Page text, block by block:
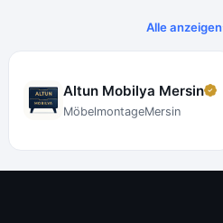
Alle anzeigen
Altun Mobilya Mersin
MöbelmontageMersin